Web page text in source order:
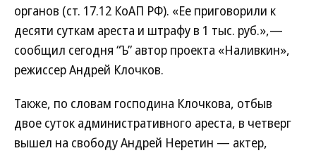
органов (ст. 17.12 КоАП РФ). «Ее приговорили к
десяти суткам ареста и штрафу в 1 тыс. руб.»,—
сообщил сегодня “Ъ” автор проекта «Наливкин»,
режиссер Андрей Клочков.
Также, по словам господина Клочкова, отбыв
двое суток административного ареста, в четверг
вышел на свободу Андрей Неретин — актер,